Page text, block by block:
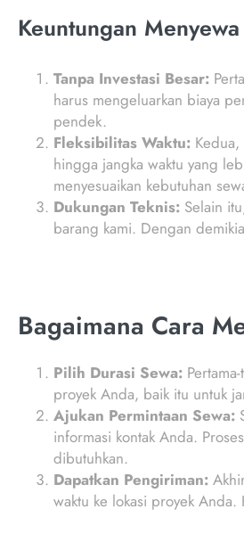
Keuntungan
Tanpa Investasi Besar:
harus mengeluarkan biaya
pendek.
Fleksibilitas Waktu:
hingga jangka waktu yang
menyesuaikan kebutuhan
Dukungan Teknis: Selain
barang kami. Dengan
Bagaimana Cara
Pilih Durasi Sewa:
proyek Anda, baik itu untuk
Ajukan Permintaan Sewa:
informasi kontak Anda.
dibutuhkan.
Dapatkan Pengiriman:
waktu ke lokasi proyek